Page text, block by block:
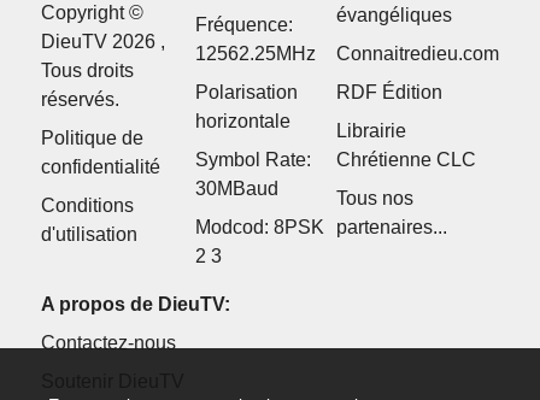
Copyright ©
DieuTV 2026 ,
Tous droits
réservés.
Politique de
confidentialité
Conditions
d'utilisation
Fréquence:
12562.25MHz
Polarisation
horizontale
Symbol Rate:
30MBaud
Modcod: 8PSK
2 3
évangéliques
Connaitredieu.com
RDF Édition
Librairie
Chrétienne CLC
Tous nos
partenaires...
A propos de DieuTV:
Contactez-nous